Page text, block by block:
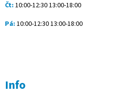
Čt: 10:00-12:30 13:00-18:00
Pá: 10:00-12:30 13:00-18:00
Info